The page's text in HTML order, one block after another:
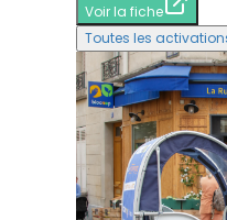
Voir la fiche